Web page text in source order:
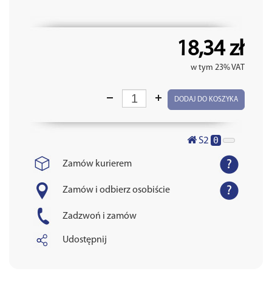
18,34 zł
w tym 23% VAT
DODAJ DO KOSZYKA
S2 0
Zamów kurierem
Zamów i odbierz osobiście
Zadzwoń i zamów
Udostępnij